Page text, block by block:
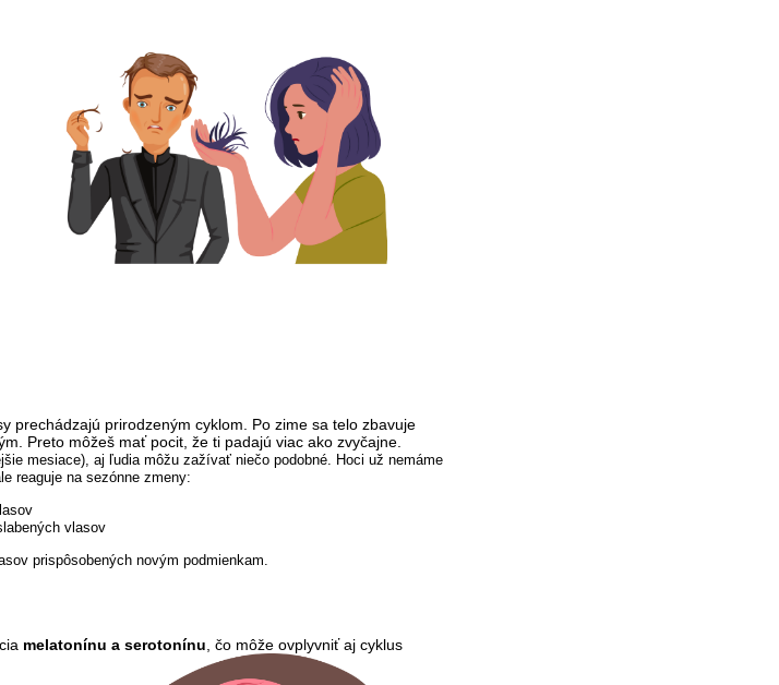
prechádzajú prirodzeným cyklom. Po zime sa telo zbavuje
Preto môžeš mať pocit, že ti padajú viac ako zvyčajne.
mesiace), aj ľudia môžu zažívať niečo podobné. Hoci už nemáme
reaguje na sezónne zmeny:
vlasov
prispôsobených novým podmienkam.
melatonínu a serotonínu, čo môže ovplyvniť aj cyklus